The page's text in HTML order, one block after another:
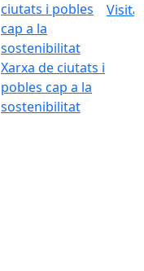
Xarxa de ciutats i
pobles cap a la
sostenibilitat
Visita